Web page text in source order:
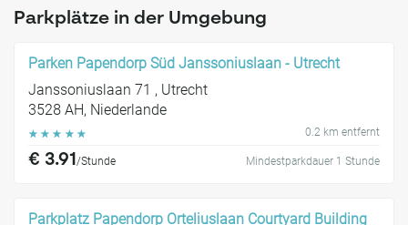
Parkplätze in der Umgebung
Parken Papendorp Süd Janssoniuslaan - Utrecht
Janssoniuslaan 71 , Utrecht
3528 AH, Niederlande
☆ ☆ ☆ ☆ ☆ 0.2 km entfernt
€ 3.91/Stunde Mindestparkdauer 1 Stunde
Parkplatz Papendorp Orteliuslaan Courtyard Building